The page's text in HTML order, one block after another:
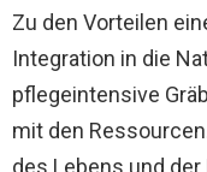
Zu den Vorteilen
Integration in die
pflegeintensive
mit den
des Lebens und